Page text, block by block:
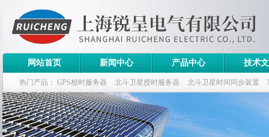
网站首页 新闻中心 产品中心 技术
热门产品： GPS校时服务器 北斗卫星授时服务器 北斗卫星时间同步装置
斗卫星同步时钟指标